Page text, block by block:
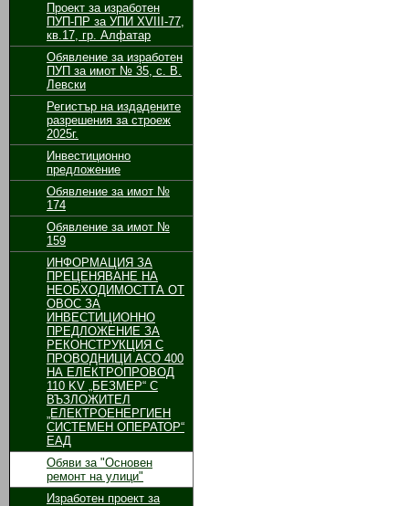
Проект за изработен
ПУП-ПР за УПИ ХVІІІ-77,
кв.17, гр. Алфатар
Обявление за изработен
ПУП за имот № 35, с. В.
Левски
Регистър на издадените
разрешения за строеж
2025г.
Инвестиционно
предложение
Обявление за имот №
174
Обявление за имот №
159
ИНФОРМАЦИЯ ЗА
ПРЕЦЕНЯВАНЕ НА
НЕОБХОДИМОСТТА ОТ
ОВОС ЗА
ИНВЕСТИЦИОННО
ПРЕДЛОЖЕНИЕ ЗА
РЕКОНСТРУКЦИЯ С
ПРОВОДНИЦИ АСО 400
НА ЕЛЕКТРОПРОВОД
110 KV „БЕЗМЕР“ С
ВЪЗЛОЖИТЕЛ
„ЕЛЕКТРОЕНЕРГИЕН
СИСТЕМЕН ОПЕРАТОР“
ЕАД
Обяви за "Основен
ремонт на улици"
Изработен проект за